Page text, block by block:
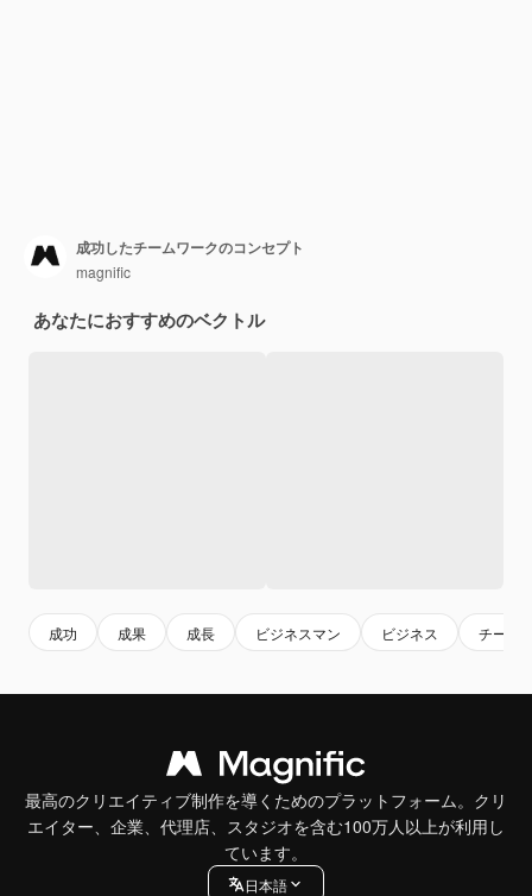
成功したチームワークのコンセプト
magnific
あなたにおすすめのベクトル
成功 成果 成長 ビジネスマン ビジネス チーム
最高のクリエイティブ制作を導くためのプラットフォーム。クリ
エイター、企業、代理店、スタジオを含む100万人以上が利用し
ています。
日本語